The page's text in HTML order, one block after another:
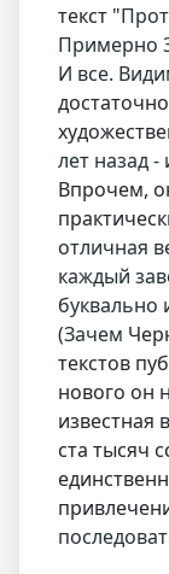
текст "
Примерно
И все.
лет назад -
Впрочем,
отличная
каждый
буквально
(Зачем
текстов
нового он
известная
ста тысяч